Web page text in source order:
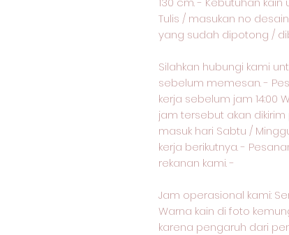
Tulis / masukan no
yang sudah dipotong /
Silahkan hubungi kami
sebelum memesan. -
kerja sebelum jam 14:00
jam tersebut akan
masuk hari Sabtu /
kerja berikutnya. -
rekanan kami. -
Jam operasional kami:
Warna kain di foto
karena pengaruh dari